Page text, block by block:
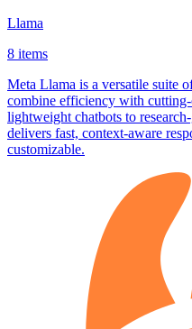
Llama
8 items
Meta Llama is a versatile suite
combine efficiency with
lightweight chatbots to
delivers fast, context‑aware
customizable.